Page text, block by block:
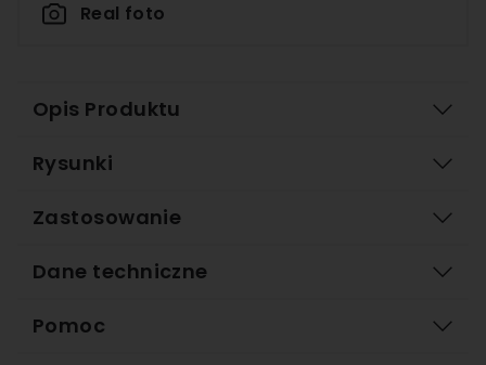
Real foto
Opis Produktu
Rysunki
Zastosowanie
Dane techniczne
Pomoc